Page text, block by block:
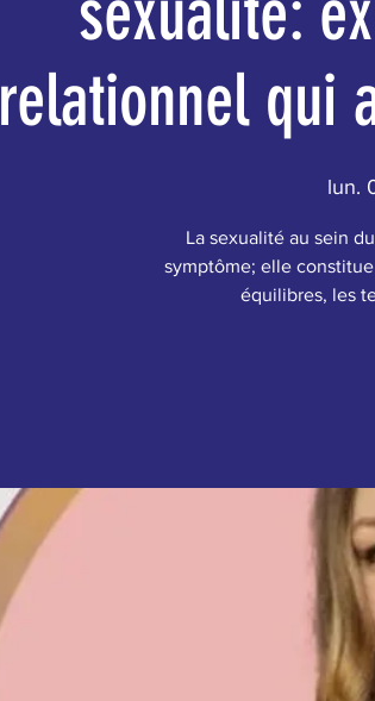
relationnel qui
lun.
La sexualité au sein
symptôme; elle
équilibres, les